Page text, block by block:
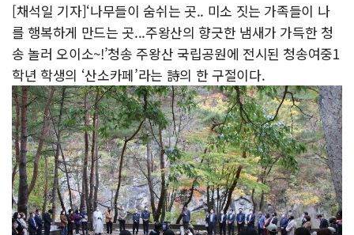
[채석일 기자]‘나무들이 숨쉬는 곳.. 미소 짓는 가족들이 나
를 행복하게 만드는 곳...주왕산의 향긋한 냄새가 가득한 청
송 놀러 오이소~!’청송 주왕산 국립공원에 전시된 청송여중1
학년 학생의 ‘산소카페’라는 詩의 한 구절이다.